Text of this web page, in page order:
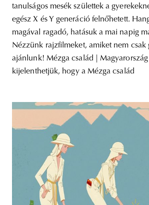
tanulságos mesék születtek a
egész X és Y generáció felnőhetett.
magával ragadó, hatásuk a mai napig
Nézzünk rajzfilmeket, amiket nem csak
ajánlunk! Mézga család |
kijelenthetjük, hogy a Mézga család